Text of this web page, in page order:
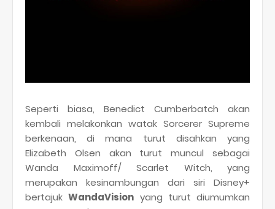
Seperti biasa, Benedict Cumberbatch akan
kembali melakonkan watak Sorcerer Supreme
berkenaan, di mana turut disahkan yang
Elizabeth Olsen akan turut muncul sebagai
Wanda Maximoff/ Scarlet Witch, yang
merupakan kesinambungan dari siri Disney+
bertajukWandaVision yang turut diumumkan